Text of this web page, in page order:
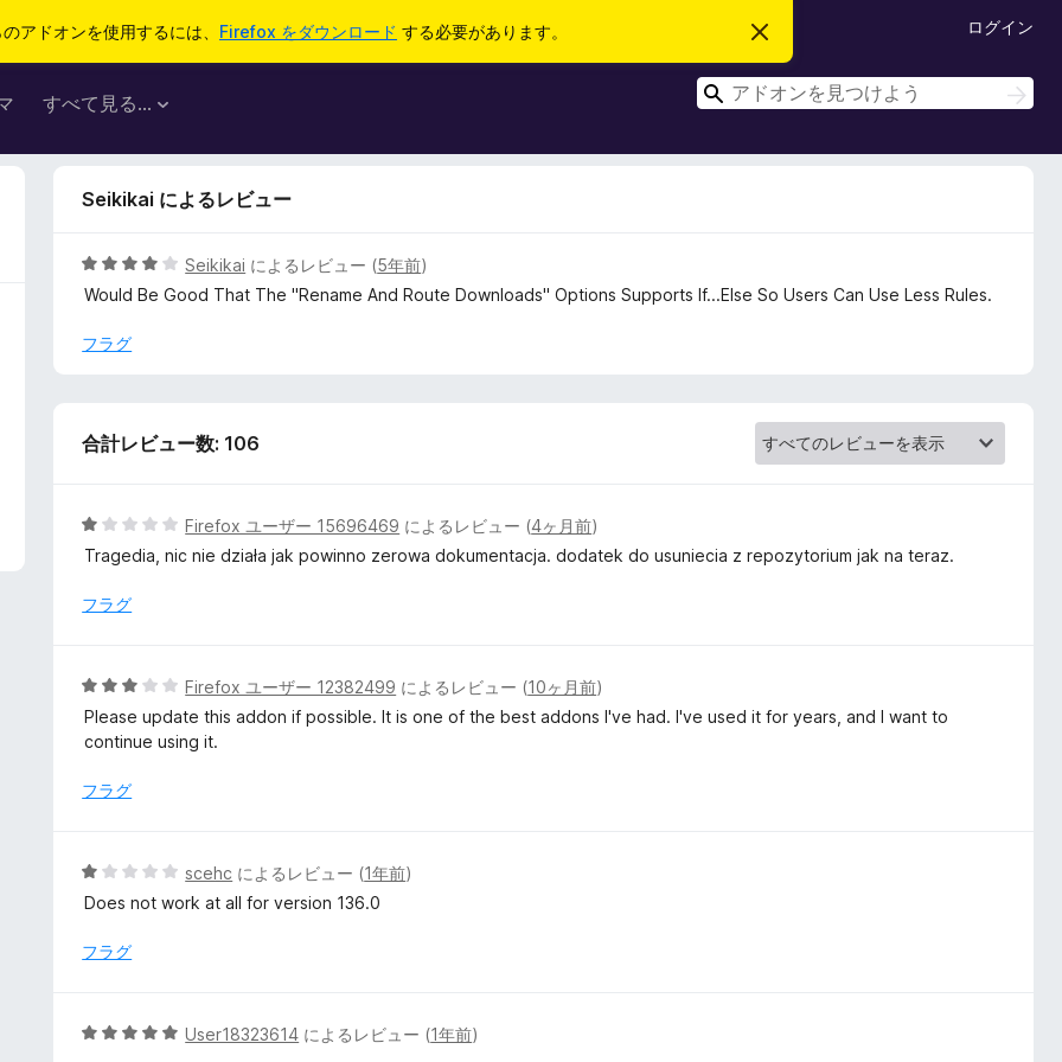
アドオンを使用するには、 Firefox をダウンロード する必要があります。
こ
お
知
ら
すべて見る...
ログイン
検
検
索
Seikikai によるレビュー
5
段
中
価
Seikikai によるレビュー (5年前)
Would Be Good That The "Rename And Route Downloads" Options Supports If...Else So Users Can Use Less Rules.
フラグ
合計レビュー数: 106
5
段
中
評
価
Firefox ユーザー 15696469 によるレビュー (4ヶ月前)
Tragedia, nic nie działa jak powinno zerowa dokumentacja. dodatek do usuniecia z repozytorium jak na teraz.
フラグ
5
段
階
3
価
Firefox ユーザー 12382499 によるレビュー (10ヶ月前)
Please update this addon if possible. It is one of the best addons I've had. I've used it for years, and I want to
continue using it.
フラグ
5
段
中
評
価
scehc によるレビュー (1年前)
Does not work at all for version 136.0
フラグ
5
User18323614 によるレビュー (1年前)